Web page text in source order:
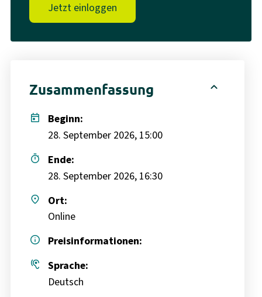
Jetzt einloggen
Zusammenfassung expand_less
today
Beginn:
28. September 2026, 15:00
timer
Ende:
28. September 2026, 16:30
place
Ort:
Online
info
Preisinformationen:
hearing
Sprache:
Deutsch